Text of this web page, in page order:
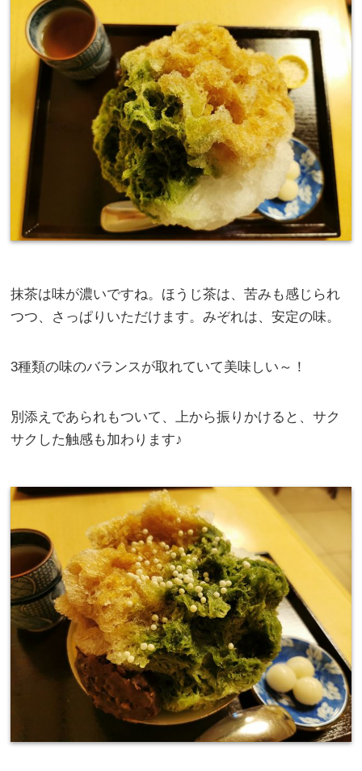
抹茶は味が濃いですね。ほうじ茶は、苦みも感じられ
つつ、さっぱりいただけます。みぞれは、安定の味。
3種類の味のバランスが取れていて美味しい～！
別添えであられもついて、上から振りかけると、サク
サクした触感も加わります♪